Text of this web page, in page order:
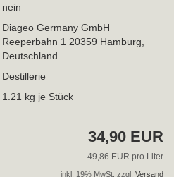
nein
Diageo Germany GmbH
Reeperbahn 1 20359 Hamburg,
Deutschland
Destillerie
1.21 kg je Stück
34,90 EUR
49,86 EUR pro Liter
inkl. 19% MwSt. zzgl. Versand